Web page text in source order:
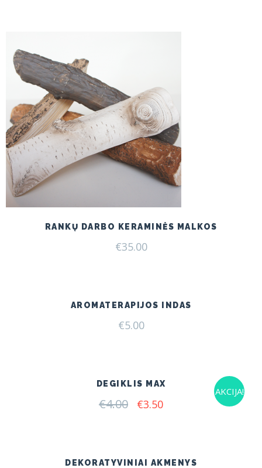
RANKŲ DARBO KERAMINĖS MALKOS
€35.00
AROMATERAPIJOS INDAS
€5.00
AKCIJA!
DEGIKLIS MAX
€4.00 Original
€3.50Current
DEKORATYVINIAI AKMENYS